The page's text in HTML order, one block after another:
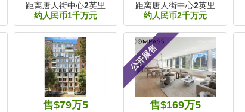
距离唐人街中心2英里
约人民币1千万元
距离唐人街中心2英里
约人民币2千万元
售$79万5
公开展售
售$169万5